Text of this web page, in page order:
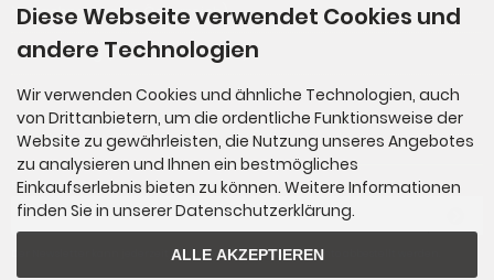
Nachnahme (in Österreich)
Rechnung (für Stammkunden)
Newsletter-Anmeldung
E-Mail-Adresse:
Der Newsletter kann jederzeit hier oder in Ihrem Kundenkonto abbestellt werden.
Diese Webseite verwendet Cookies und
andere Technologien
Wir verwenden Cookies und ähnliche Technologien, auch
von Drittanbietern, um die ordentliche Funktionsweise der
Website zu gewährleisten, die Nutzung unseres Angebotes
zu analysieren und Ihnen ein bestmögliches
Einkaufserlebnis bieten zu können. Weitere Informationen
finden Sie in unserer Datenschutzerklärung.
ALLE AKZEPTIEREN